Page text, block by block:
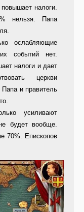
налоги.
нельзя. Папа
ослабляющие
событий нет.
налоги и дает
церкви
и пра­витель
усиливают
будет вообще.
70%. Епископов